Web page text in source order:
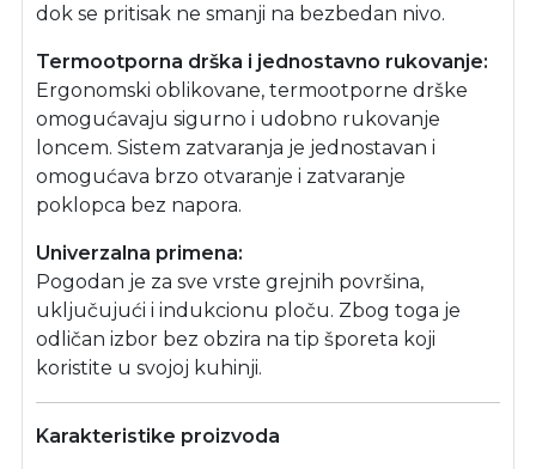
dok se pritisak ne smanji na bezbedan nivo.
Termootporna drška i jednostavno rukovanje:
Ergonomski oblikovane, termootporne drške
omogućavaju sigurno i udobno rukovanje
loncem. Sistem zatvaranja je jednostavan i
omogućava brzo otvaranje i zatvaranje
poklopca bez napora.
Univerzalna primena:
Pogodan je za sve vrste grejnih površina,
uključujući i indukcionu ploču. Zbog toga je
odličan izbor bez obzira na tip šporeta koji
koristite u svojoj kuhinji.
Karakteristike proizvoda